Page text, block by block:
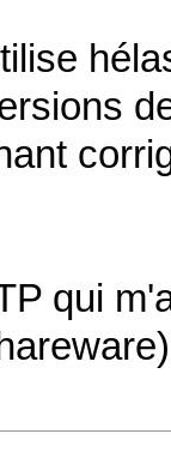
qui